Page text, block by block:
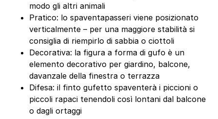
modo gli altri animali
Pratico: lo spaventapasseri viene posizionato
verticalmente – per una maggiore stabilità si
consiglia di riempirlo di sabbia o ciottoli
Decorativa: la figura a forma di gufo è un
elemento decorativo per giardino, balcone,
davanzale della finestra o terrazza
Difesa: il finto gufetto spaventerà i piccioni o
piccoli rapaci tenendoli così lontani dal balcone
o dagli ortaggi